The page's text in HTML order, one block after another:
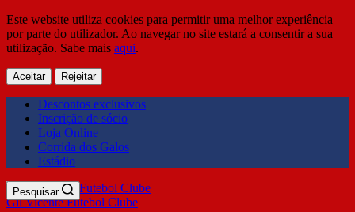
Este website utiliza cookies para permitir uma melhor experiência
por parte do utilizador. Ao navegar no site estará a consentir a sua
utilização. Sabe mais aqui.
Aceitar Rejeitar
Descontos exclusivos
Inscrição de sócio
Loja Online
Corrida dos Galos
Estádio
Gil Vicente Futebol Clube
Pesquisar